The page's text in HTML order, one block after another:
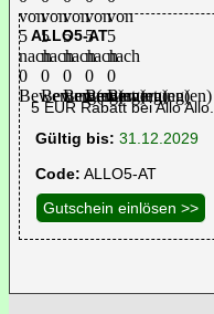
ALLO5-AT
5 EUR Rabatt bei Allo Allo.
Gültig bis: 31.12.2029
Code: ALLO5-AT